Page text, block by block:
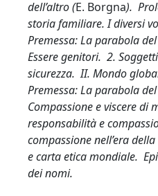
dell’altro (E. Borgna).
storia familiare. I diversi
Premessa: La parabola
Essere genitori. 2.
sicurezza. II. Mondo
Premessa: La parabola
Compassione e viscere di
responsabilità e
compassione nell’era
e carta etica mondiale.
dei nomi.